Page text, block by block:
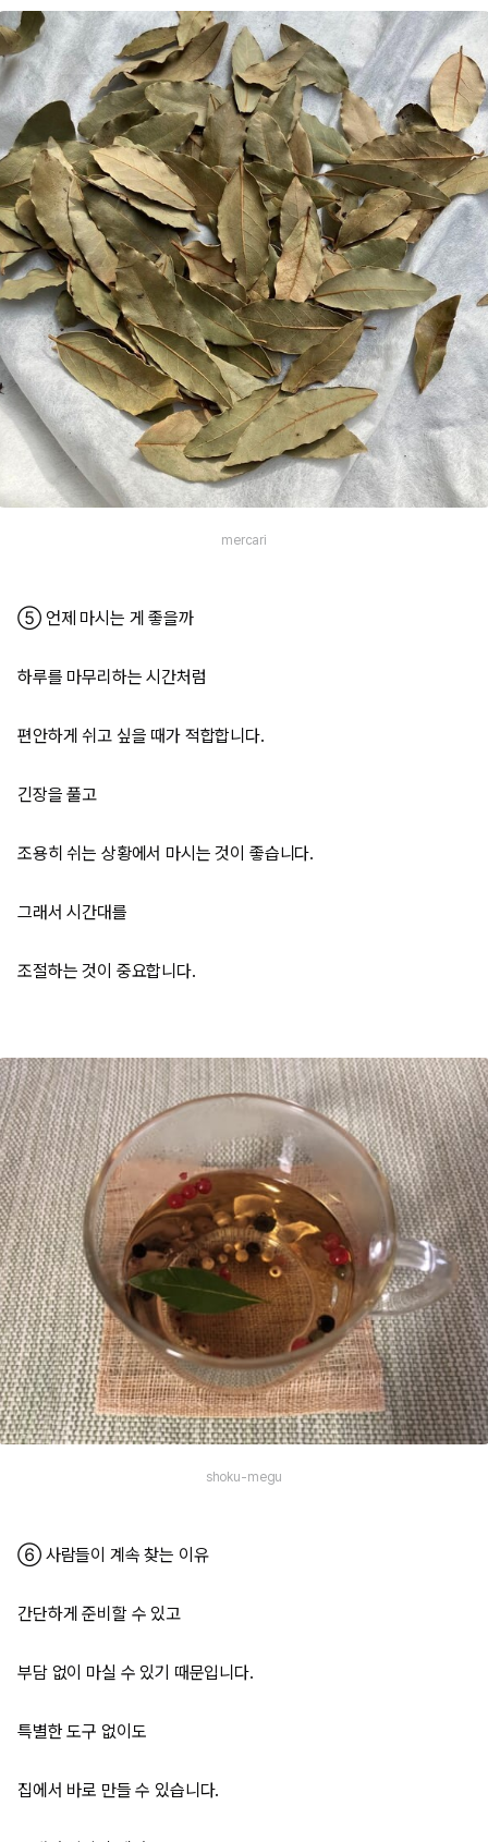
mercari
⑤ 언제 마시는 게 좋을까
하루를 마무리하는 시간처럼
편안하게 쉬고 싶을 때가 적합합니다.
긴장을 풀고
조용히 쉬는 상황에서 마시는 것이 좋습니다.
그래서 시간대를
조절하는 것이 중요합니다.
shoku-megu
⑥ 사람들이 계속 찾는 이유
간단하게 준비할 수 있고
부담 없이 마실 수 있기 때문입니다.
특별한 도구 없이도
집에서 바로 만들 수 있습니다.